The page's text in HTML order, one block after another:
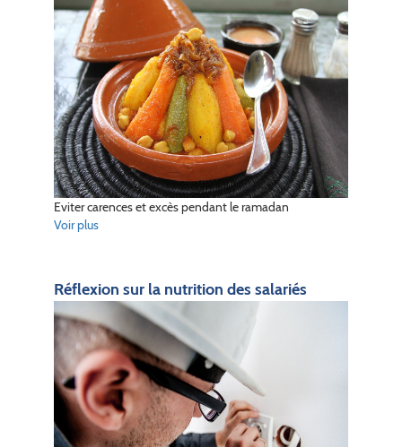
Eviter carences et excès pendant le ramadan
Voir plus
Réflexion sur la nutrition des salariés